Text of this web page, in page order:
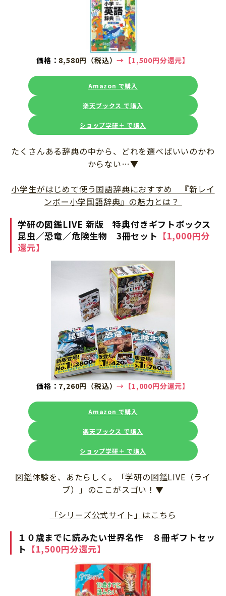
価格： 8,580円（税込）→【1,500円分還元】
Amazon で購入
楽天ブックス で購入
ショップ学研＋ で購入
たくさんある辞典の中から、どれを選べばいいのかわ
からない…▼
小学生がはじめて使う国語辞典におすすめ 『新レイ
ンボー小学国語辞典』の魅力とは？
学研の図鑑LIVE 新版
特典付きギフトボックス
昆虫／恐竜／危険生物 3冊セット 【1,000円分
還元】
価格： 7,260円（税込）→ 【1,000円分還元】
Amazon で購入
楽天ブックス で購入
ショップ学研＋ で購入
図鑑体験を、あたらしく。「学研の図鑑LIVE（ライ
ブ）」のここがスゴい！▼
「シリーズ公式サイト」はこちら
１０歳までに読みたい世界名作 ８冊ギフトセッ
ト 【1,500円分還元】